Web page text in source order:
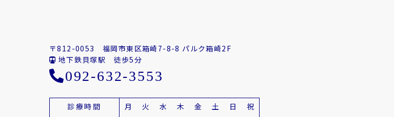
〒812-0053福岡市東区箱崎7-8-8 パルク箱崎2F
地下鉄貝塚駅 徒歩5分
092-632-3553
診療時間 月 火 水 木 金 土 日
祝